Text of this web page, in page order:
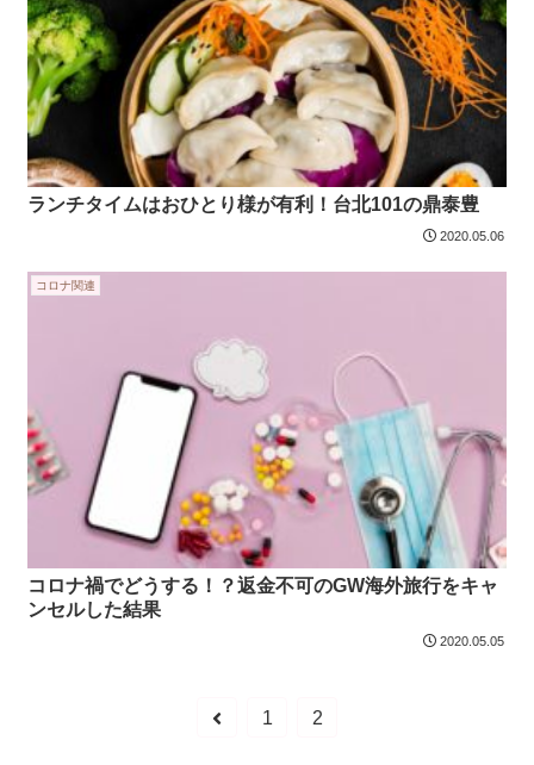
ランチタイムはおひとり様が有利！台北101の鼎泰豊
2020.05.06
コロナ関連
コロナ禍でどうする！？返金不可のGW海外旅行をキャ
ンセルした結果
2020.05.05
1 2